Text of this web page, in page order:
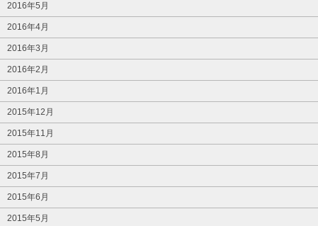
2016年5月
2016年4月
2016年3月
2016年2月
2016年1月
2015年12月
2015年11月
2015年8月
2015年7月
2015年6月
2015年5月